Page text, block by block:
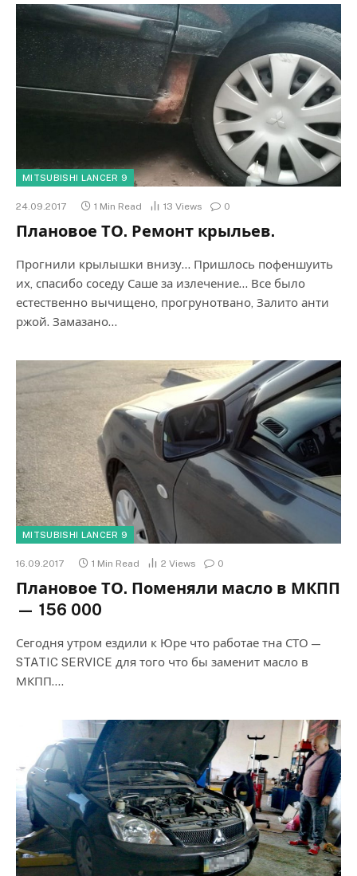
MITSUBISHI LANCER 9
24.09.2017 1 Min Read 13 Views 0
Плановое ТО. Ремонт крыльев.
Прогнили крылышки внизу… Пришлось пофеншуить
их, спасибо соседу Саше за излечение… Все было
естественно вычищено, прогрунотвано, Залито анти
ржой. Замазано…
MITSUBISHI LANCER 9
16.09.2017 1 Min Read 2 Views 0
Плановое ТО. Поменяли масло в МКПП
— 156 000
Сегодня утром ездили к Юре что работае тна СТО —
STATIC SERVICE для того что бы заменит масло в
МКПП.…